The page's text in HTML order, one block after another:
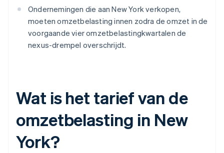
Ondernemingen die aan New York verkopen,
moeten omzetbelasting innen zodra de omzet in de
voorgaande vier omzetbelastingkwartalen de
nexus-drempel overschrijdt.
Wat is het tarief van de
omzetbelasting in New
York?